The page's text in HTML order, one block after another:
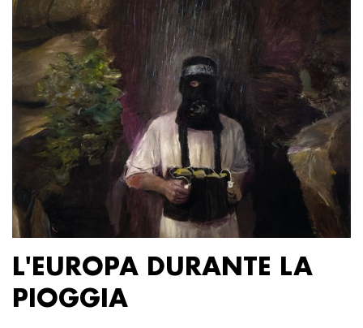
L'EUROPA DURANTE LA
PIOGGIA